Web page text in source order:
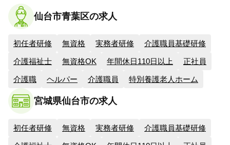
仙台市青葉区の求人
初任者研修 無資格 実務者研修 介護職員基礎研修
介護福祉士 無資格OK 年間休日110日以上 正社員
介護職 ヘルパー 介護職員 特別養護老人ホーム
宮城県仙台市の求人
初任者研修 無資格 実務者研修 介護職員基礎研修